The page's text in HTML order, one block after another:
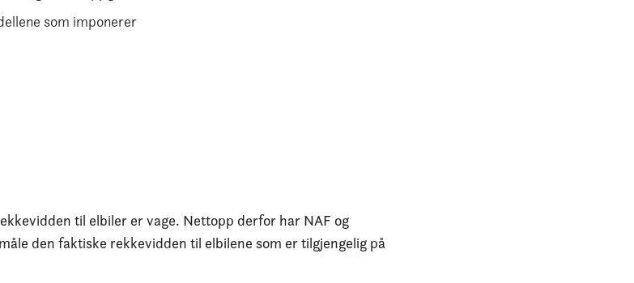
som imponerer
til elbiler er vage. Nettopp derfor har NAF og
den faktiske rekkevidden til elbilene som er tilgjengelig på